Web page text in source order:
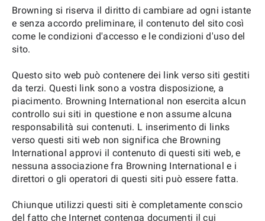
Browning si riserva il diritto di cambiare ad ogni istante
e senza accordo preliminare, il contenuto del sito così
come le condizioni d'accesso e le condizioni d'uso del
sito.
Questo sito web può contenere dei link verso siti gestiti
da terzi. Questi link sono a vostra disposizione, a
piacimento. Browning International non esercita alcun
controllo sui siti in questione e non assume alcuna
responsabilità sui contenuti. L inserimento di links
verso questi siti web non significa che Browning
International approvi il contenuto di questi siti web, e
nessuna associazione fra Browning International e i
direttori o gli operatori di questi siti può essere fatta.
Chiunque utilizzi questi siti è completamente conscio
del fatto che Internet contenga documenti il cui